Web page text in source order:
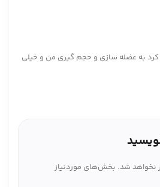
به عضله سازی و حجم گیری من و خیلی
نخواهد شد. بخش‌های موردنیاز